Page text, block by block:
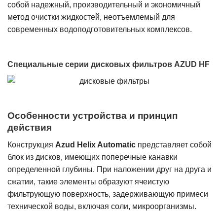
собой надежный, производительный и экономичный
метод очистки жидкостей, неотъемлемый для
современных водоподготовительных комплексов.
Специальные серии дисковых фильтров AZUD HF
Особенности устройства и принцип
действия
Конструкция Azud Helix Automatic представляет собой
блок из дисков, имеющих поперечные канавки
определенной глубины. При наложении друг на друга и
сжатии, такие элементы образуют ячеистую
фильтрующую поверхность, задерживающую примеси
технической воды, включая соли, микроорганизмы.